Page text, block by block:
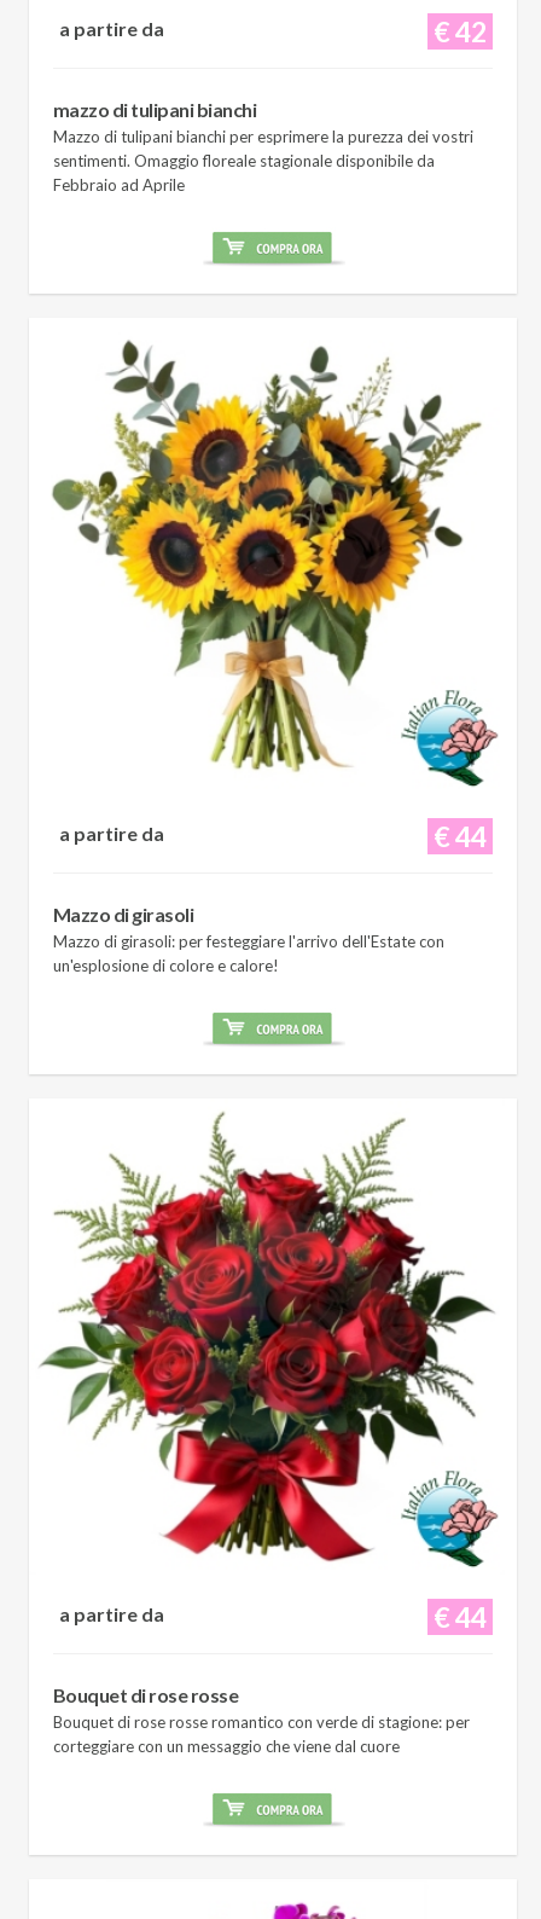
€ 42
a partire da
mazzo di tulipani bianchi
Mazzo di tulipani bianchi per esprimere la purezza dei vostri
sentimenti. Omaggio floreale stagionale disponibile da
Febbraio ad Aprile
€ 44
a partire da
Mazzo di girasoli
Mazzo di girasoli: per festeggiare l'arrivo dell'Estate con
un'esplosione di colore e calore!
€ 44
a partire da
Bouquet di rose rosse
Bouquet di rose rosse romantico con verde di stagione: per
corteggiare con un messaggio che viene dal cuore